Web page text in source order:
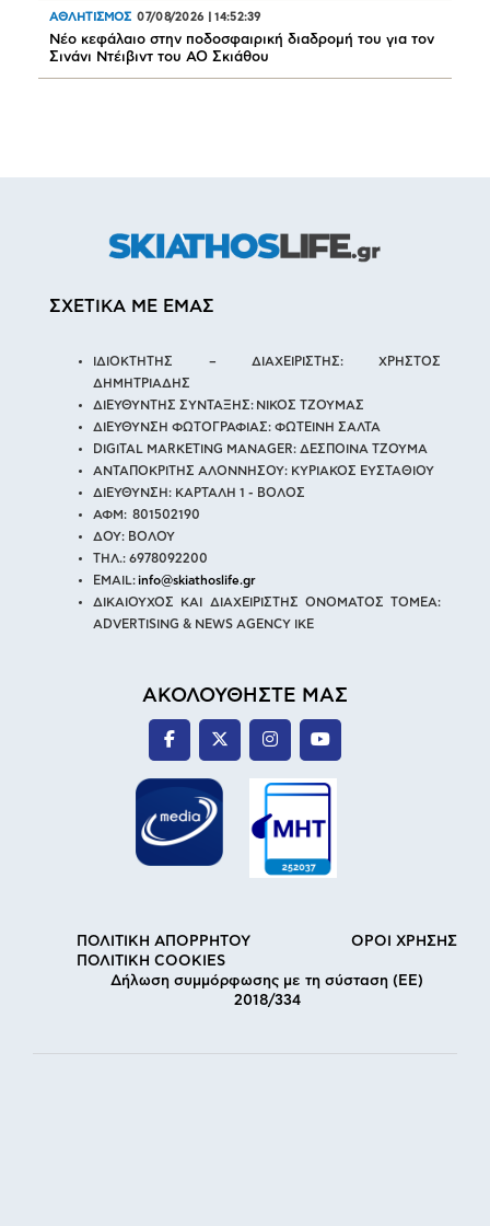
ΑΘΛΗΤΙΣΜΟΣ 07/08/2026 14:52:39
Νέο κεφάλαιο στην ποδοσφαιρική διαδρομή του για τον
Σινάνι Ντέιβιντ του ΑΟ Σκιάθου
ΣΧΕΤΙΚΑ ΜΕ ΕΜΑΣ
ΙΔΙΟΚΤΗΤΗΣ – ΔΙΑΧΕΙΡΙΣΤΗΣ: ΧΡΗΣΤΟΣ
ΔΗΜΗΤΡΙΑΔΗΣ
ΔΙΕΥΘΥΝΤΗΣ ΣΥΝΤΑΞΗΣ: ΝΙΚΟΣ ΤΖΟΥΜΑΣ
ΔΙΕΥΘΥΝΣΗ ΦΩΤΟΓΡΑΦΙΑΣ: ΦΩΤΕΙΝΗ ΣΑΛΤΑ
DIGITAL MARKETING MANAGER: ΔΕΣΠΟΙΝΑ ΤΖΟΥΜΑ
ΑΝΤΑΠΟΚΡΙΤΗΣ ΑΛΟΝΝΗΣΟΥ: ΚΥΡΙΑΚΟΣ ΕΥΣΤΑΘΙΟΥ
ΔΙΕΥΘΥΝΣΗ: ΚΑΡΤΑΛΗ 1 - ΒΟΛΟΣ
ΑΦΜ: 801502190
ΔΟΥ: ΒΟΛΟΥ
ΤΗΛ.: 6978092200
EMAIL:info@skiathoslife.gr
ΔΙΚΑΙΟΥΧΟΣ ΚΑΙ ΔΙΑΧΕΙΡΙΣΤΗΣ ΟΝΟΜΑΤΟΣ ΤΟΜΕΑ:
ADVERTISING & NEWS AGENCY IKE
ΑΚΟΛΟΥΘΗΣΤΕ ΜΑΣ
ΠΟΛΙΤΙΚΗ ΑΠΟΡΡΗΤΟΥ
ΟΡΟΙ ΧΡΗΣΗΣ
ΠΟΛΙΤΙΚΗ COOKIES
Δήλωση συμμόρφωσης με τη σύσταση (ΕΕ)
2018/334